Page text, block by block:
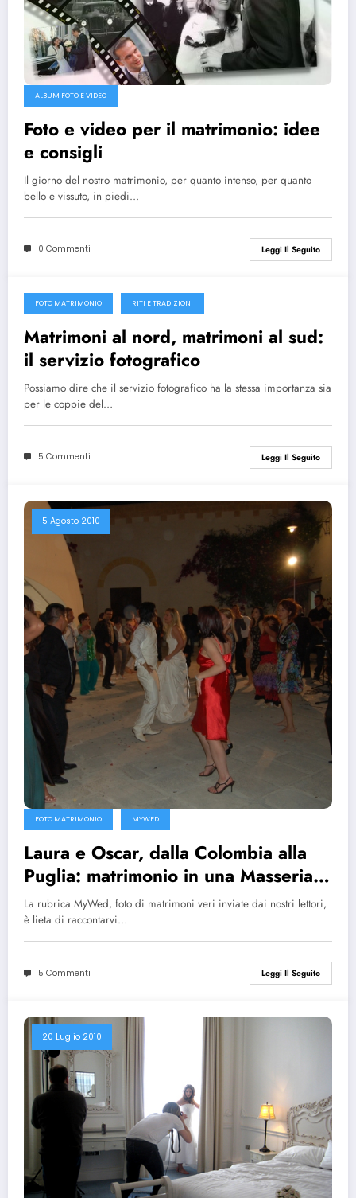
ALBUM FOTO E VIDEO
Foto e video per il matrimonio: idee
e consigli
Il giorno del nostro matrimonio, per quanto intenso, per quanto
bello e vissuto, in piedi…
0 Commenti Leggi Il Seguito
1 Ottobre 2010
FOTO MATRIMONIO RITI E TRADIZIONI
Matrimoni al nord, matrimoni al sud:
il servizio fotografico
Possiamo dire che il servizio fotografico ha la stessa importanza sia
per le coppie del…
5 Commenti Leggi Il Seguito
5 Agosto 2010
FOTO MATRIMONIO MYWED
Laura e Oscar, dalla Colombia alla
Puglia: matrimonio in una Masseria
in Salento
La rubrica MyWed, foto di matrimoni veri inviate dai nostri lettori,
è lieta di raccontarvi…
5 Commenti Leggi Il Seguito
20 Luglio 2010